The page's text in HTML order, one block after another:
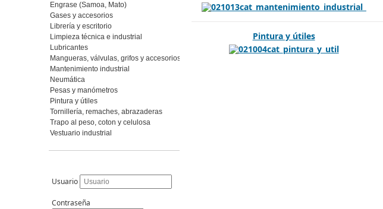
Pintura y útiles
Engrase (Samoa, Mato)
Gases y accesorios
Librería y escritorio
Limpieza técnica e industrial
Lubricantes
Mangueras, válvulas, grifos y accesorios
Mantenimiento industrial
Neumática
Pesas y manómetros
Pintura y útiles
Tornillería, remaches, abrazaderas
Trapo al peso, coton y celulosa
Vestuario industrial
Usuario
Contraseña